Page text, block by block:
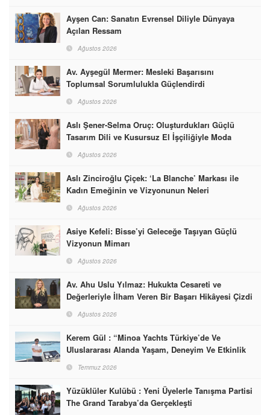
Ayşen Can: Sanatın Evrensel Diliyle Dünyaya
Açılan Ressam
Ağustos 2026
Av. Ayşegül Mermer: Mesleki Başarısını
Toplumsal Sorumlulukla Güçlendirdi
Ağustos 2026
Aslı Şener-Selma Oruç: Oluşturdukları Güçlü
Tasarım Dili ve Kusursuz El İşçiliğiyle Moda
Ağustos 2026
Aslı Zinciroğlu Çiçek: ‘La Blanche’ Markası ile
Kadın Emeğinin ve Vizyonunun Neleri
Ağustos 2026
Asiye Kefeli: Bisse’yi Geleceğe Taşıyan Güçlü
Vizyonun Mimarı
Ağustos 2026
Av. Ahu Uslu Yılmaz: Hukukta Cesareti ve
Değerleriyle İlham Veren Bir Başarı Hikâyesi Çizdi
Ağustos 2026
Kerem Gül : “Minoa Yachts Türkiye’de Ve
Uluslararası Alanda Yaşam, Deneyim Ve Etkinlik
Temmuz 2026
Yüzüklüler Kulübü : Yeni Üyelerle Tanışma Partisi
The Grand Tarabya’da Gerçekleşti